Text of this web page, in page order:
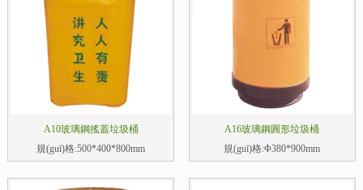
A10玻璃鋼搖蓋垃圾桶
規(guī)格:500*400*800mm
A16玻璃鋼圓形垃圾桶
規(guī)格:Φ380*900mm